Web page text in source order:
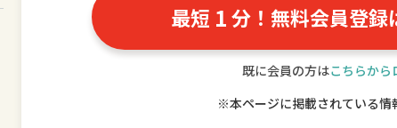
最短 1分！無料会員登録
既に会員の方はこちらから
※本ページに掲載されている情